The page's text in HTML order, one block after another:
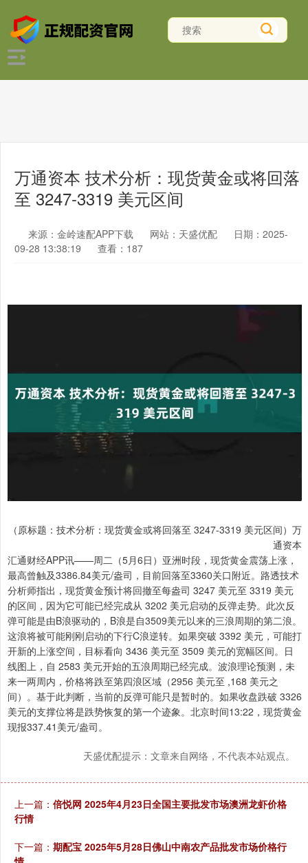
万通资本 技术分析：现货黄金或将回落
至 3247-3319 美元区间
来源：金岭速配APP下载 网站：天盛优配
日期：2025-
09-28 13:38:19
查看：187
（原标题：技术分析：现货黄金或将回落至 3247-3319 美元区间）万
通资本
汇通财经APP讯——周二（5月6日）亚洲时段，现货黄金震荡上涨，
最高曾触及3386.84美元/盎司，目前回落至3360关口附近。路透技术
分析师指出，现货黄金预计将回撤至每盎司 3247 美元至 3319 美元
的区间，因为它可能已经完成从 3202 美元启动的反弹走势。此次反
弹可能是由B浪驱动的，B浪是自3509美元以来的三浪周期的第二浪。
这浪将被可能刚刚启动的下行C浪逆转。如果突破 3392 美元，可能打
开新的上涨空间，目标看向 3436 美元至 3509 美元的宽幅区间。日
线图上，自 2583 美元开始的五浪周期已经完成。波浪理论预测，未
来一两周内，价格将跌至第四浪区域（2956 美元至 ,168 美元之
间）。基于此判断，当前的反弹可能只是暂时的。如果收盘跌破 3326
美元的支撑位将是跌势恢复的第一个迹象。北京时间13:22，现货黄金
现报337.41美元/盎司。
天盛优配提示：文章来自网络，不代表本站观点。
上一篇： 倍悦网 2025年4月23日全国主要批发市场澳洲龙虾价格
行情
下一篇： 期配宝 2025年5月28日佛山中南农产品批发市场价格行